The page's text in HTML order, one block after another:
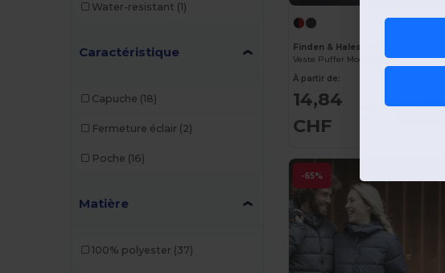
Water-resistant (1)
Caractéristique
Capuche (18)
Fermeture éclair (2)
Poche (16)
Matière
100% polyester (37)
Finden & Hales LV660
Veste Puffer Moderne et Confortable
À partir de:
14,84
CHF
89,04
-65%